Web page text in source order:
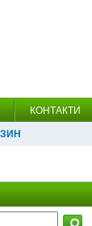
КОНТАКТИ